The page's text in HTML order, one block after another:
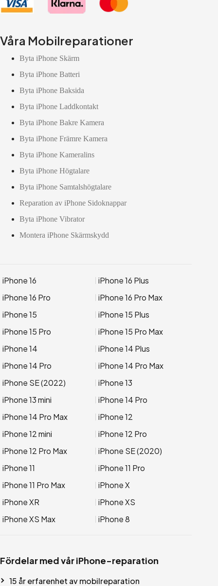
Våra Mobilreparationer
Byta iPhone Skärm
Byta iPhone Batteri
Byta iPhone Baksida
Byta iPhone Laddkontakt
Byta iPhone Bakre Kamera
Byta iPhone Främre Kamera
Byta iPhone Kameralins
Byta iPhone Högtalare
Byta iPhone Samtalshögtalare
Reparation av iPhone Sidoknappar
Byta iPhone Vibrator
Montera iPhone Skärmskydd
iPhone 16
iPhone 16 Plus
iPhone 16 Pro
iPhone 16 Pro Max
iPhone 15
iPhone 15 Plus
iPhone 15 Pro
iPhone 15 Pro Max
iPhone 14
iPhone 14 Plus
iPhone 14 Pro
iPhone 14 Pro Max
iPhone SE (2022)
iPhone 13
iPhone 13 mini
iPhone 14 Pro
iPhone 14 Pro Max
iPhone 12
iPhone 12 mini
iPhone 12 Pro
iPhone 12 Pro Max
iPhone SE (2020)
iPhone 11
iPhone 11 Pro
iPhone 11 Pro Max
iPhone X
iPhone XR
iPhone XS
iPhone XS Max
iPhone 8
Fördelar med vår iPhone-reparation
15 år erfarenhet av mobilreparation